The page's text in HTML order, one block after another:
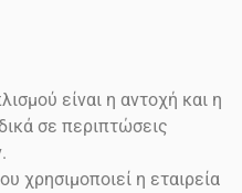
είναι η αντοχή και η
σε περιπτώσεις
χρησιμοποιεί η εταιρεία